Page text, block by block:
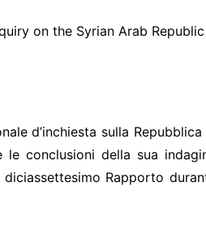
on the Syrian Arab Republic
d’inchiesta sulla
le conclusioni della sua
Rapporto